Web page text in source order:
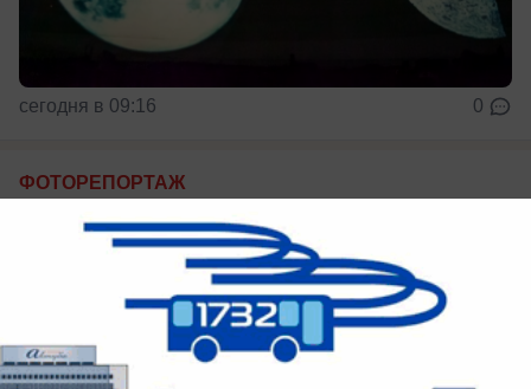
сегодня в 09:16 0
ФОТОРЕПОРТАЖ
Волжском прошел фестиваль «Назло
У «Юности»